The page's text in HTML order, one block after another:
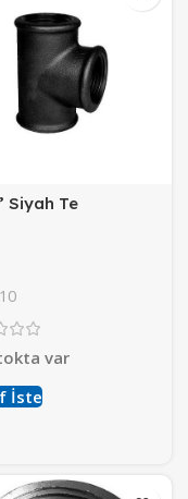
Siyah Te
10
var
İste